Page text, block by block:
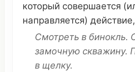
который совершается
направляется) действие,
Смотреть в бинокль.
замочную скважину.
в щелку.